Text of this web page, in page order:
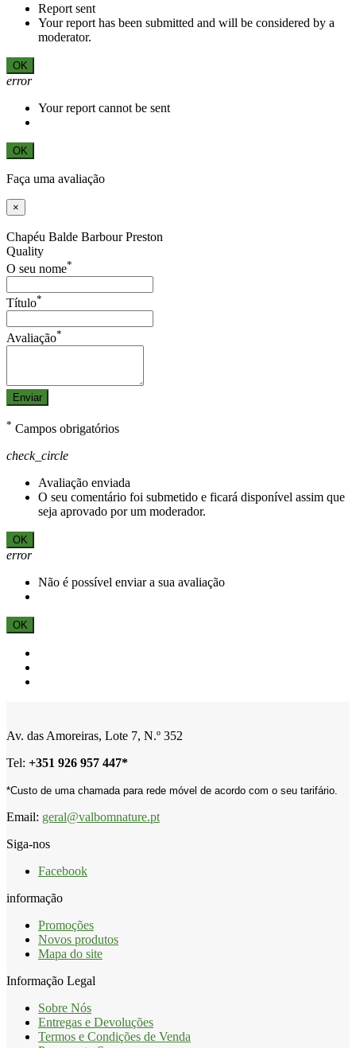
Report sent
Your report has been submitted and will be considered by a
moderator.
OK
error
Your report cannot be sent
OK
Faça uma avaliação
×
Chapéu Balde Barbour Preston
Quality
O seu nome*
Título*
Avaliação*
Enviar
* Campos obrigatórios
check_circle
Avaliação enviada
O seu comentário foi submetido e ficará disponível assim que
seja aprovado por um moderador.
OK
error
Não é possível enviar a sua avaliação
OK
Av. das Amoreiras, Lote 7, N.º 352
Tel: +351 926 957 447*
*Custo de uma chamada para rede móvel de acordo com o seu tarifário.
Email: geral@valbomnature.pt
Siga-nos
Facebook
informação
Promoções
Novos produtos
Mapa do site
Informação Legal
Sobre Nós
Entregas e Devoluções
Termos e Condições de Venda